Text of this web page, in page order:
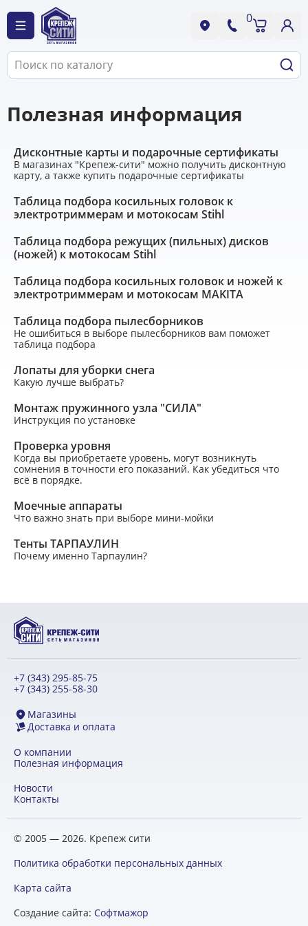
0
Полезная информация
Дисконтные карты и подарочные сертификаты
В магазинах "Крепеж-сити" можно получить дисконтную
карту, а также купить подарочные сертификаты
Таблица подбора косильных головок к
электротриммерам и мотокосам Stihl
Таблица подбора режущих (пильных) дисков
(ножей) к мотокосам Stihl
Таблица подбора косильных головок и ножей к
электротриммерам и мотокосам MAKITA
Таблица подбора пылесборников
Не ошибиться в выборе пылесборников вам поможет
таблица подбора
Лопаты для уборки снега
Какую лучше выбрать?
Монтаж пружинного узла "СИЛА"
Инструкция по установке
Проверка уровня
Когда вы приобретаете уровень, могут возникнуть
сомнения в точности его показаний. Как убедиться что
всё в порядке.
Моечные аппараты
Что важно знать при выборе мини-мойки
Тенты ТАРПАУЛИН
Почему именно Тарпаулин?
+7 (343) 295-85-75
+7 (343) 255-58-30
Магазины
Доставка и оплата
О компании
Полезная информация
Новости
Контакты
© 2005 — 2026. Крепеж сити
Политика обработки персональных данных
Карта сайта
Создание сайта: Софтмажор